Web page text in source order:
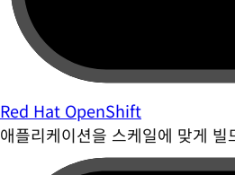
Red Hat OpenShift
애플리케이션을 스케일에 맞게